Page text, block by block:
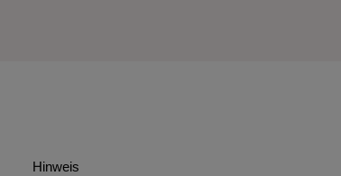
Hinweis